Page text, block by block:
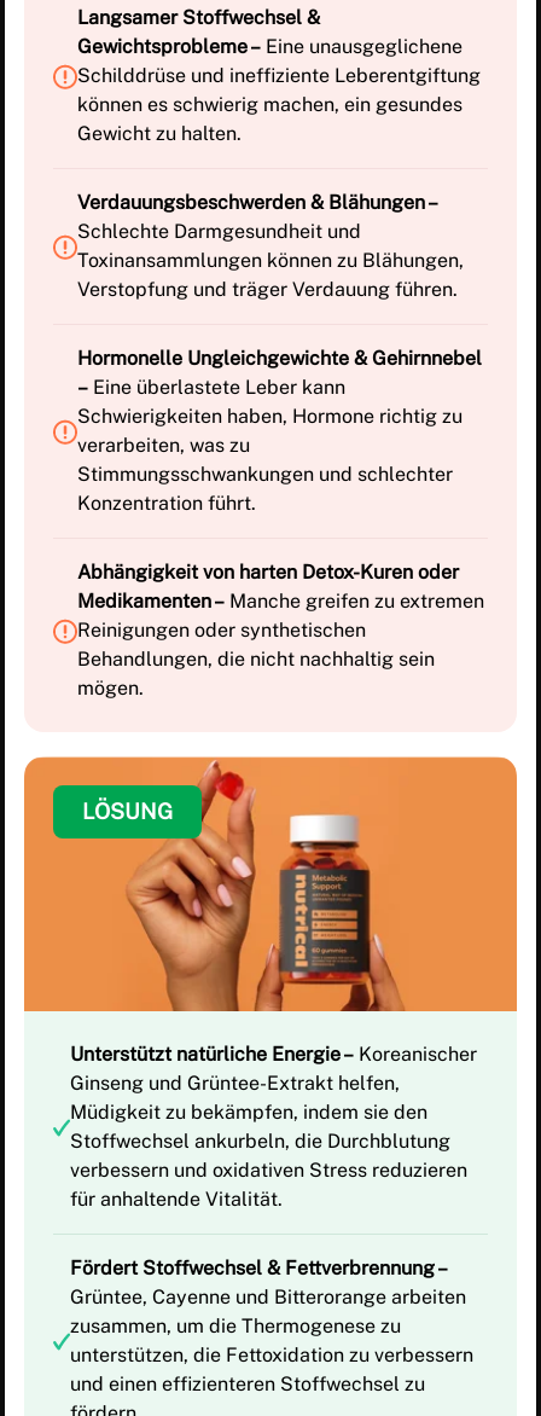
Langsamer Stoffwechsel &
Gewichtsprobleme – Eine unausgeglichene
Schilddrüse und ineffiziente Leberentgiftung
können es schwierig machen, ein gesundes
Gewicht zu halten.
Verdauungsbeschwerden & Blähungen –
Schlechte Darmgesundheit und
Toxinansammlungen können zu Blähungen,
Verstopfung und träger Verdauung führen.
Hormonelle Ungleichgewichte & Gehirnnebel
– Eine überlastete Leber kann
Schwierigkeiten haben, Hormone richtig zu
verarbeiten, was zu
Stimmungsschwankungen und schlechter
Konzentration führt.
Abhängigkeit von harten Detox-Kuren oder
Medikamenten – Manche greifen zu extremen
Reinigungen oder synthetischen
Behandlungen, die nicht nachhaltig sein
mögen.
LÖSUNG
Unterstützt natürliche Energie – Koreanischer
Ginseng und Grüntee-Extrakt helfen,
Müdigkeit zu bekämpfen, indem sie den
Stoffwechsel ankurbeln, die Durchblutung
verbessern und oxidativen Stress reduzieren
für anhaltende Vitalität.
Fördert Stoffwechsel & Fettverbrennung –
Grüntee, Cayenne und Bitterorange arbeiten
zusammen, um die Thermogenese zu
unterstützen, die Fettoxidation zu verbessern
und einen effizienteren Stoffwechsel zu